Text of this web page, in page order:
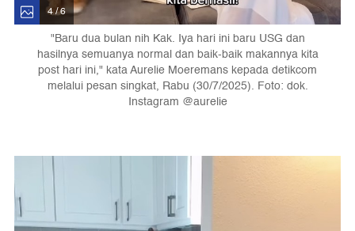
4 / 6
"Baru dua bulan nih Kak. Iya hari ini baru USG dan
hasilnya semuanya normal dan baik-baik makannya kita
post hari ini," kata Aurelie Moeremans kepada detikcom
melalui pesan singkat, Rabu (30/7/2025). Foto: dok.
Instagram @aurelie